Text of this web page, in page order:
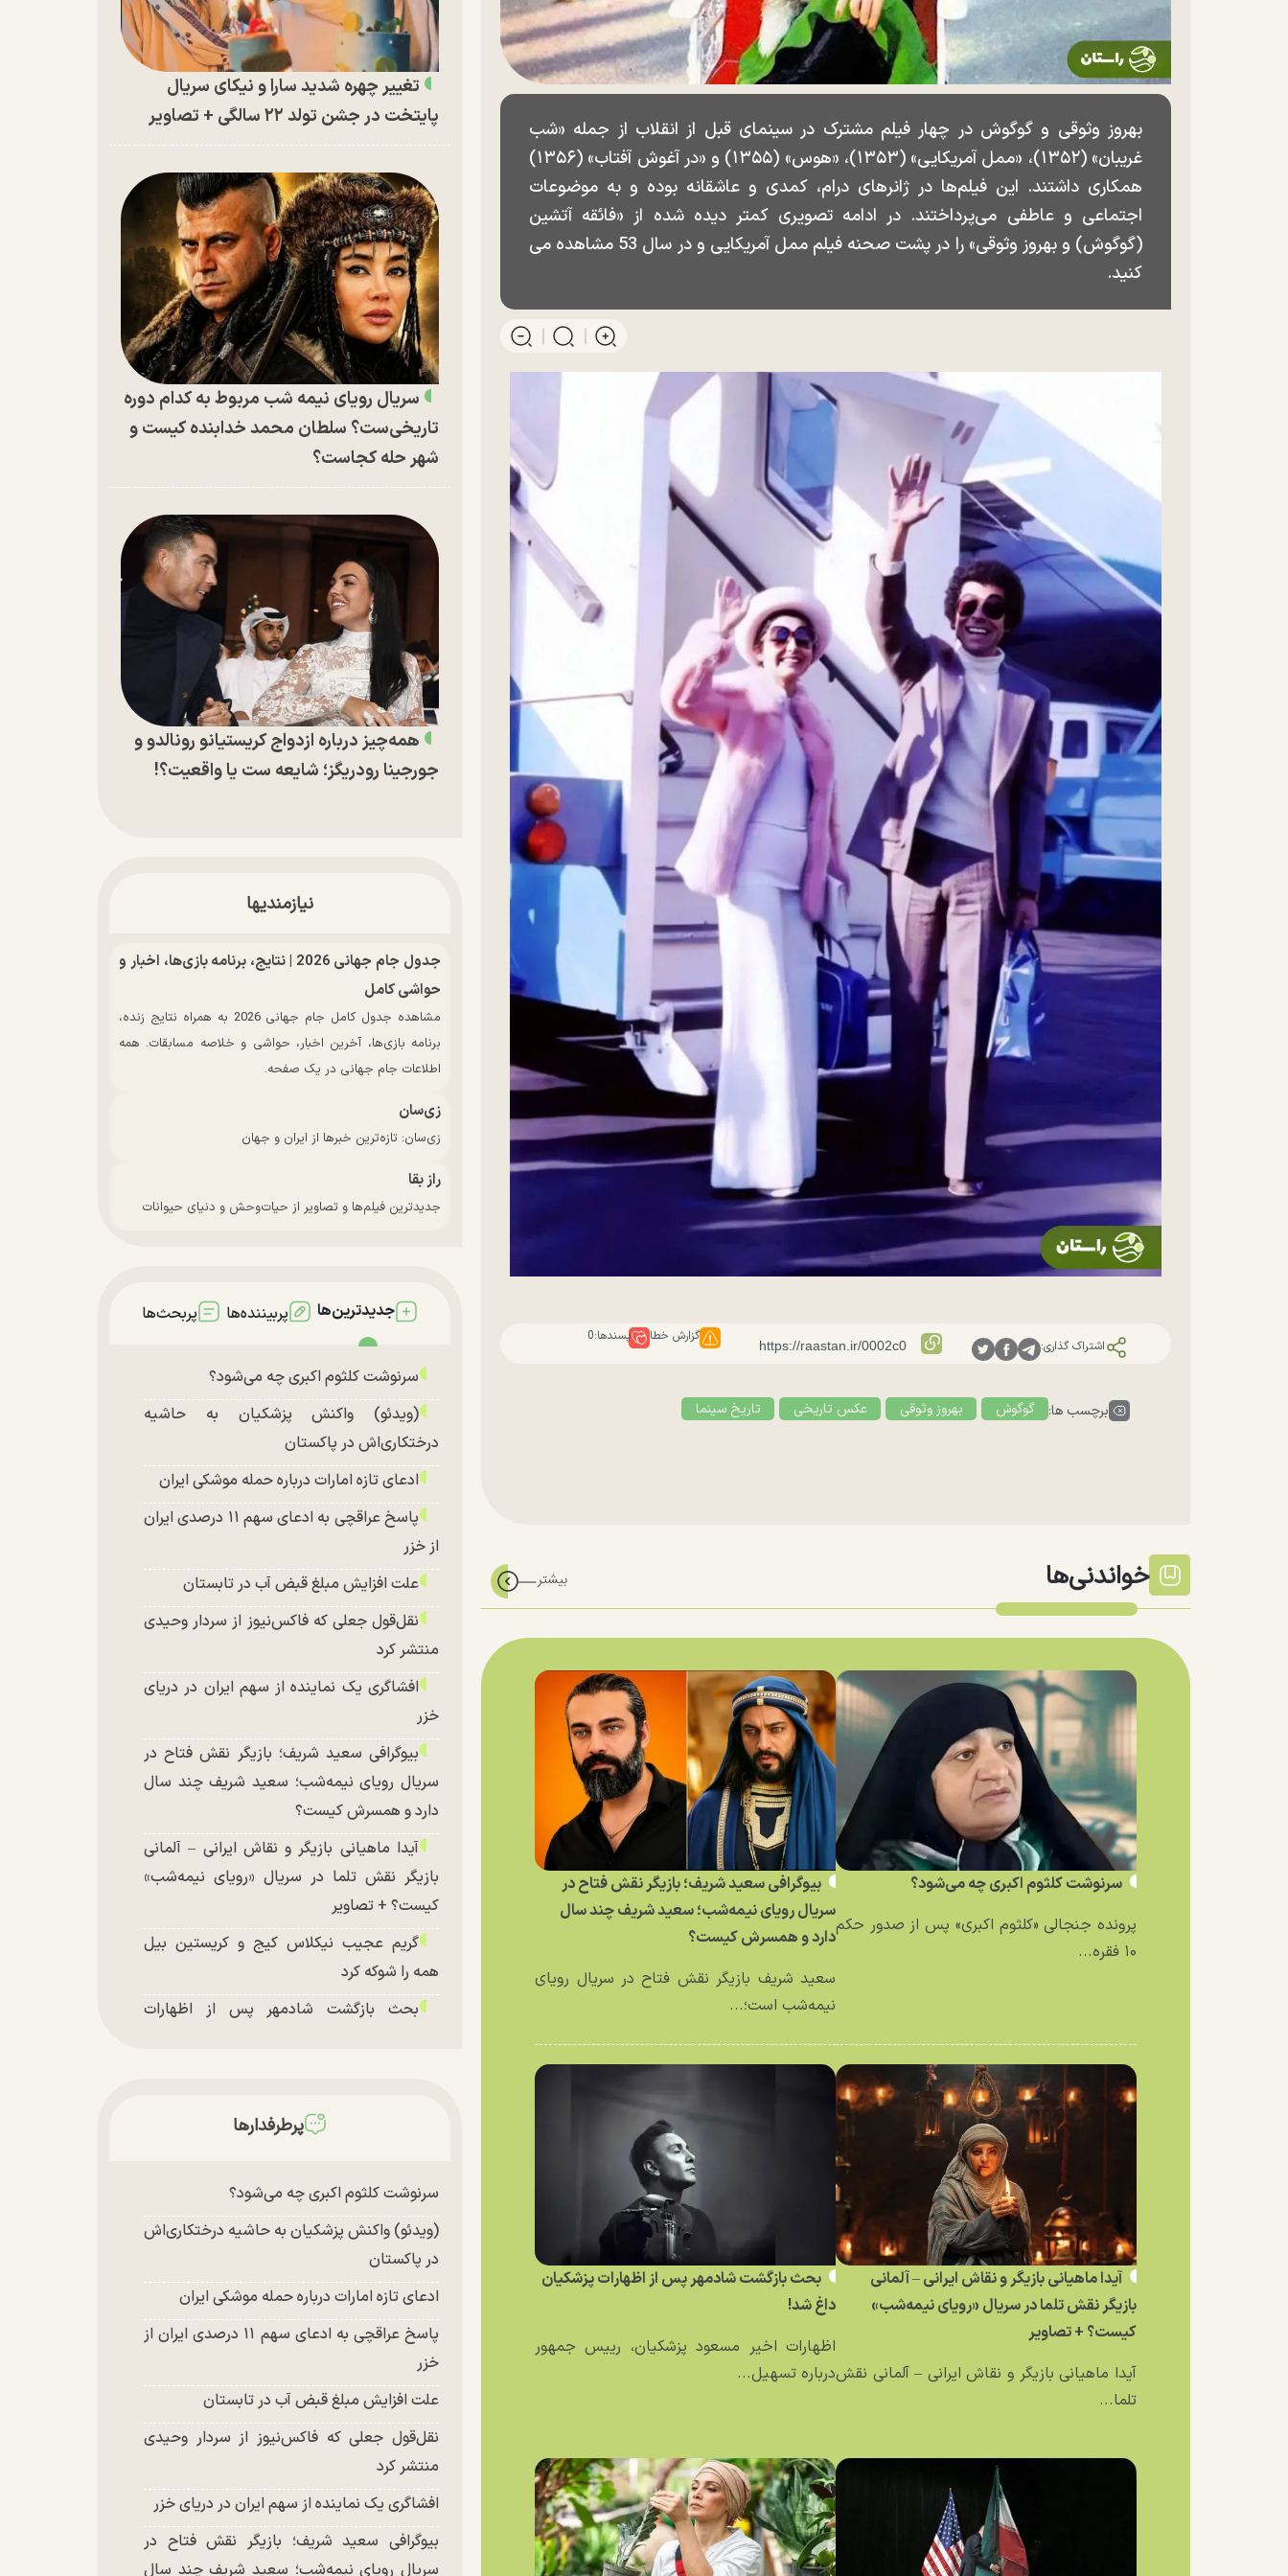
بهروز وثوقی و گوگوش در چهار فیلم مشترک در سینمای قبل از انقلاب از جمله «شب
غریبان» (۱۳۵۲)، «ممل آمریکایی» (۱۳۵۳)، «هوس» (۱۳۵۵) و «در آغوش آفتاب» (۱۳۵۶)
همکاری داشتند. این فیلم‌ها در ژانرهای درام، کمدی و عاشقانه بوده و به موضوعات
اجتماعی و عاطفی می‌پرداختند. در ادامه تصویری کمتر دیده شده از «فائقه آتشین
(گوگوش) و بهروز وثوقی» را در پشت صحنه فیلم ممل آمریکایی و در سال 53 مشاهده می
کنید.
اشتراک گذاری:
گزارش خطا پسندها:0
برچسب ها: گوگوش بهروز وثوقی عکس تاریخی تاریخ سینما
خواندنی‌ها
سرنوشت کلثوم اکبری چه می‌شود؟
پرونده جنجالی «کلثوم اکبری» پس از صدور حکم
۱۰ فقره...
بیوگرافی سعید شریف؛ بازیگر نقش فتاح در
سریال رویای نیمه‌شب؛ سعید شریف چند سال
دارد و همسرش کیست؟
سعید شریف بازیگر نقش فتاح در سریال رویای
نیمه‌شب است؛...
آیدا ماهیانی بازیگر و نقاش ایرانی – آلمانی
بازیگر نقش تلما در سریال «رویای نیمه‌شب»
کیست؟ + تصاویر
آیدا ماهیانی بازیگر و نقاش ایرانی – آلمانی نقش
تلما...
بحث بازگشت شادمهر پس از اظهارات پزشکیان
داغ شد!
اظهارات اخیر مسعود پزشکیان، رییس جمهور
درباره تسهیل...
تغییر چهره شدید سارا و نیکای سریال
پایتخت در جشن تولد ۲۲ سالگی + تصاویر
سریال رویای نیمه شب مربوط به کدام دوره
تاریخی‌ست؟ سلطان محمد خدابنده کیست و
شهر حله کجاست؟
همه‌چیز درباره ازدواج کریستیانو رونالدو و
جورجینا رودریگز؛ شایعه ست یا واقعیت؟!
نیازمندیها
جدول جام جهانی 2026 | نتایج، برنامه بازی‌ها، اخبار و
حواشی کامل
مشاهده جدول کامل جام جهانی 2026 به همراه نتایج زنده،
برنامه بازی‌ها، آخرین اخبار، حواشی و خلاصه مسابقات. همه
اطلاعات جام جهانی در یک صفحه.
زی‌سان
زی‌سان: تازه‌ترین خبرها از ایران و جهان
راز بقا
جدیدترین فیلم‌ها و تصاویر از حیات‌وحش و دنیای حیوانات
جدیدترین‌ها پربیننده‌ها پربحث‌ها
سرنوشت کلثوم اکبری چه می‌شود؟
(ویدئو) واکنش پزشکیان به حاشیه
درختکاری‌اش در پاکستان
ادعای تازه امارات درباره حمله موشکی ایران
پاسخ عراقچی به ادعای سهم ۱۱ درصدی ایران
از خزر
علت افزایش مبلغ قبض آب در تابستان
نقل‌قول جعلی که فاکس‌نیوز از سردار وحیدی
منتشر کرد
افشاگری یک نماینده از سهم ایران در دریای
خزر
بیوگرافی سعید شریف؛ بازیگر نقش فتاح در
سریال رویای نیمه‌شب؛ سعید شریف چند سال
دارد و همسرش کیست؟
آیدا ماهیانی بازیگر و نقاش ایرانی – آلمانی
بازیگر نقش تلما در سریال «رویای نیمه‌شب»
کیست؟ + تصاویر
گریم عجیب نیکلاس کیج و کریستین بیل
همه را شوکه کرد
بحث بازگشت شادمهر پس از اظهارات
توافق با آمریکا در انتظار تایید نهایی شعام؟
منتشر شد
پرطرفدارها
سرنوشت کلثوم اکبری چه می‌شود؟
(ویدئو) واکنش پزشکیان به حاشیه درختکاری‌اش
در پاکستان
ادعای تازه امارات درباره حمله موشکی ایران
پاسخ عراقچی به ادعای سهم ۱۱ درصدی ایران از
خزر
علت افزایش مبلغ قبض آب در تابستان
نقل‌قول جعلی که فاکس‌نیوز از سردار وحیدی
منتشر کرد
افشاگری یک نماینده از سهم ایران در دریای خزر
بیوگرافی سعید شریف؛ بازیگر نقش فتاح در
سریال رویای نیمه‌شب؛ سعید شریف چند سال